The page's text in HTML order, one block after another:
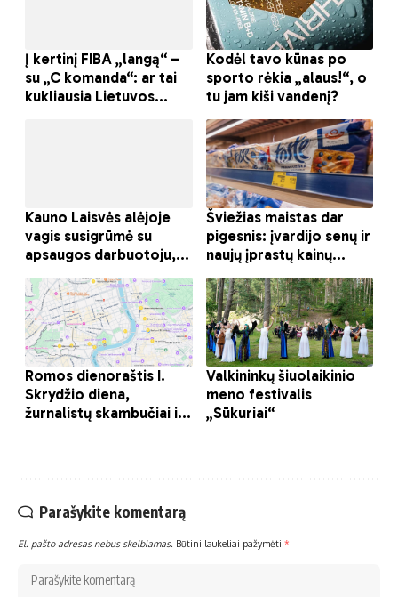
Parašykite komentarą
El. pašto adresas nebus skelbiamas. Būtini laukeliai pažymėti *